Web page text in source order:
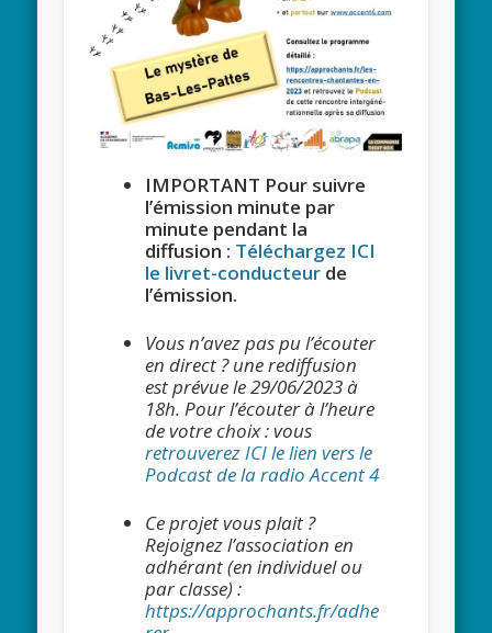
IMPORTANT Pour suivre
l’émission minute par
minute pendant la
diffusion : Téléchargez ICI
le livret-conducteurde
l’émission.
Vous n’avez pas pu l’écouter
en direct ? une rediffusion
est prévue le 29/06/2023 à
18h. Pour l’écouter à l’heure
de votre choix : vous
retrouverez ICI le lien vers le
Podcast de la radio Accent 4
Ce projet vous plait ?
Rejoignez l’association en
adhérant (en individuel ou
par classe) :
https://approchants.fr/adhe